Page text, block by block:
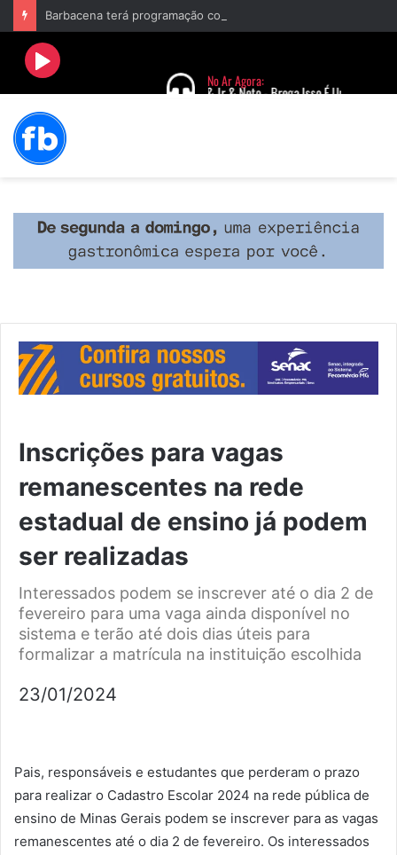
Inscrições para vagas
remanescentes na rede
estadual de ensino já podem
ser realizadas
Interessados podem se inscrever até o dia 2 de
fevereiro para uma vaga ainda disponível no
sistema e terão até dois dias úteis para
formalizar a matrícula na instituição escolhida
23/01/2024
Pais, responsáveis e estudantes que perderam o prazo
para realizar o Cadastro Escolar 2024 na rede pública de
ensino de Minas Gerais podem se inscrever para as vagas
remanescentes até o dia 2 de fevereiro. Os interessados